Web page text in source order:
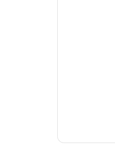
To discover
Legal